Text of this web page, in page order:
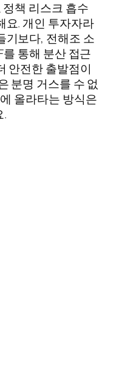
책 리스크 흡수
요. 개인 투자자라
기보다, 전해조 소
를 통해 분산 접근
안전한 출발점이
분명 거스를 수 없
올라타는 방식은
.